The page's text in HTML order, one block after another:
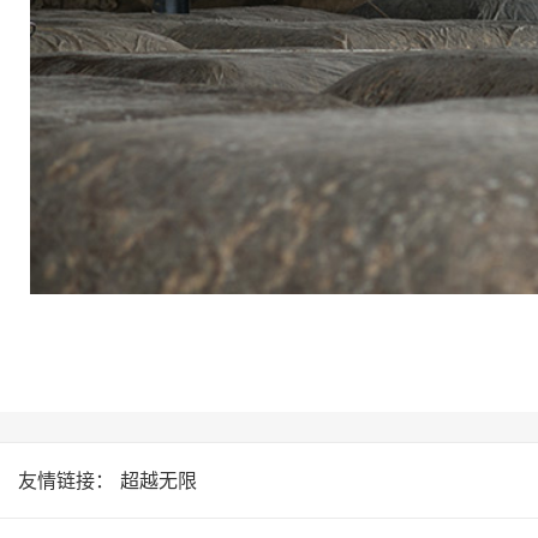
友情链接： 超越无限